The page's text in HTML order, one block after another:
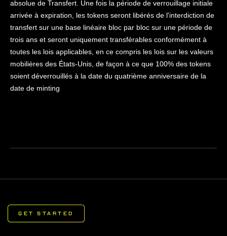
absolue de Transfert. Une fois la période de verrouillage initiale
arrivée à expiration, les tokens seront libérés de l'interdiction de
transfert sur une base linéaire bloc par bloc sur une période de
trois ans et seront uniquement transférables conformément à
toutes les lois applicables, en ce compris les lois sur les valeurs
mobilières des États-Unis, de façon à ce que 100% des tokens
soient déverrouillés à la date du quatrième anniversaire de la
date de minting